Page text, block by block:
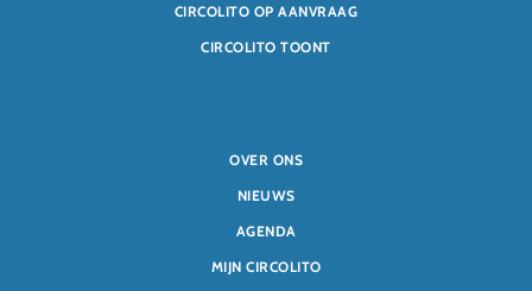
CIRCOLITO OP AANVRAAG
CIRCOLITO TOONT
OVER ONS
NIEUWS
AGENDA
MIJN CIRCOLITO